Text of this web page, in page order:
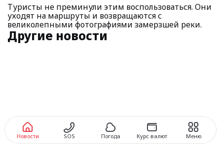
Туристы не преминули этим воспользоваться. Они
уходят на маршруты и возвращаются с
великолепными фотографиями замерзшей реки.
Другие новости
Новости SOS Погода Курс валют Меню